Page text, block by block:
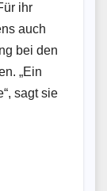
ihr
auch
bei den
„Ein
sagt sie